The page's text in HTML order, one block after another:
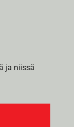
ja niissä